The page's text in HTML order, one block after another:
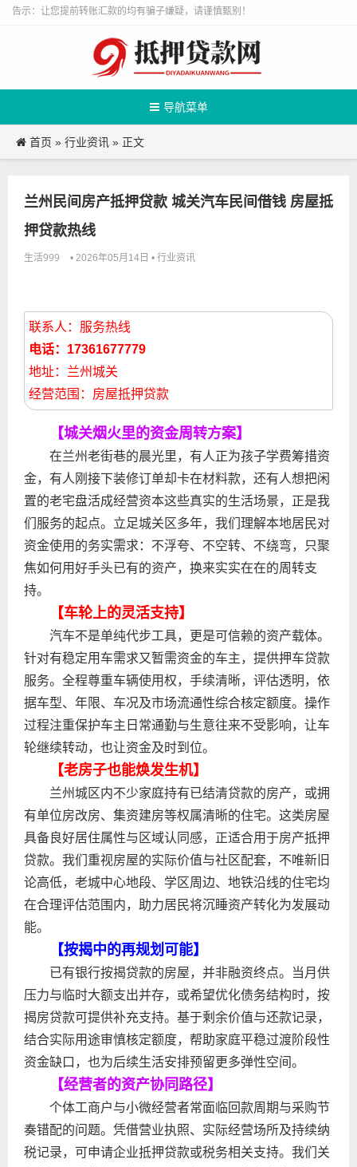
告示：让您提前转账汇款的均有骗子嫌疑，请谨慎甄别！
导航菜单
首页 » 行业资讯 » 正文
兰州民间房产抵押贷款 城关汽车民间借钱 房屋抵
押贷款热线
生活999 • 2026年05月14日 • 行业资讯
联系人：服务热线
电话：17361677779
地址：兰州城关
经营范围：房屋抵押贷款
【城关烟火里的资金周转方案】
在兰州老街巷的晨光里，有人正为孩子学费筹措资
金，有人刚接下装修订单却卡在材料款，还有人想把闲
置的老宅盘活成经营资本这些真实的生活场景，正是我
们服务的起点。立足城关区多年，我们理解本地居民对
资金使用的务实需求：不浮夸、不空转、不绕弯，只聚
焦如何用好手头已有的资产，换来实实在在的周转支
持。
【车轮上的灵活支持】
汽车不是单纯代步工具，更是可信赖的资产载体。
针对有稳定用车需求又暂需资金的车主，提供押车贷款
服务。全程尊重车辆使用权，手续清晰，评估透明，依
据车型、年限、车况及市场流通性综合核定额度。操作
过程注重保护车主日常通勤与生意往来不受影响，让车
轮继续转动，也让资金及时到位。
【老房子也能焕发生机】
兰州城区内不少家庭持有已结清贷款的房产，或拥
有单位房改房、集资建房等权属清晰的住宅。这类房屋
具备良好居住属性与区域认同感，正适合用于房产抵押
贷款。我们重视房屋的实际价值与社区配套，不唯新旧
论高低，老城中心地段、学区周边、地铁沿线的住宅均
在合理评估范围内，助力居民将沉睡资产转化为发展动
能。
【按揭中的再规划可能】
已有银行按揭贷款的房屋，并非融资终点。当月供
压力与临时大额支出并存，或希望优化债务结构时，按
揭房贷款可提供补充支持。基于剩余价值与还款记录，
结合实际用途审慎核定额度，帮助家庭平稳过渡阶段性
资金缺口，也为后续生活安排预留更多弹性空间。
【经营者的资产协同路径】
个体工商户与小微经营者常面临回款周期与采购节
奏错配的问题。凭借营业执照、实际经营场所及持续纳
税记录，可申请企业抵押贷款或税务相关支持。我们关